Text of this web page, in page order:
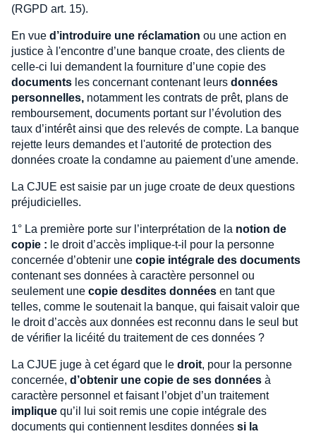
(RGPD art. 15).
En vue d’introduire une réclamation ou une action en
justice à l'encontre d’une banque croate, des clients de
celle-ci lui demandent la fourniture d’une copie des
documents les concernant contenant leurs données
personnelles, notamment les contrats de prêt, plans de
remboursement, documents portant sur l’évolution des
taux d’intérêt ainsi que des relevés de compte. La banque
rejette leurs demandes et l'autorité de protection des
données croate la condamne au paiement d'une amende.
La CJUE est saisie par un juge croate de deux questions
préjudicielles.
1° La première porte sur l’interprétation de la notion de
copie : le droit d’accès implique-t-il pour la personne
concernée d’obtenir une copie intégrale des documents
contenant ses données à caractère personnel ou
seulement une copie desdites données en tant que
telles, comme le soutenait la banque, qui faisait valoir que
le droit d’accès aux données est reconnu dans le seul but
de vérifier la licéité du traitement de ces données ?
La CJUE juge à cet égard que le droit, pour la personne
concernée, d’obtenir une copie de ses données à
caractère personnel et faisant l’objet d’un traitement
implique qu’il lui soit remis une copie intégrale des
documents qui contiennent lesdites données si la